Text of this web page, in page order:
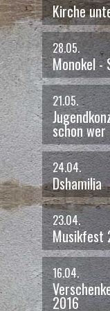
das war am
Wir
Julia
das war am
Offene
Offene
das war am
Kasper,
Peter
Kirche
28.05.
Monokel -
21.05.
schon wer
24.04.
Dshamilja
23.04.
Musikfest
16.04.
2016